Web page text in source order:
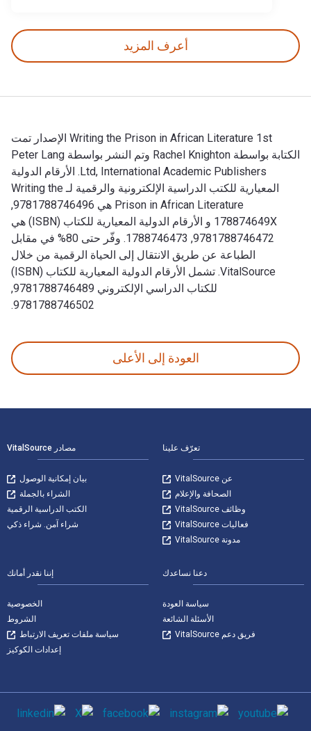
أعرف المزيد
Writing the Prison in African Literature 1st الإصدار تمت
الكتابة بواسطة Rachel Knighton وتم النشر بواسطة Peter Lang
Ltd, International Academic Publishers. الأرقام الدولية
المعيارية للكتب الدراسية الإلكترونية والرقمية لـ Writing the
Prison in African Literature هي 9781788746496,
178874649X و الأرقام الدولية المعيارية للكتاب (ISBN) هي
9781788746472, 1788746473. وفّر حتى 80% في مقابل
الطباعة عن طريق الانتقال إلى الحياة الرقمية من خلال
VitalSource. تشمل الأرقام الدولية المعيارية للكتاب (ISBN)
للكتاب الدراسي الإلكتروني 9781788746489,
9781788746502.
العودة إلى الأعلى
تعرّف علينا
عن VitalSource
الصحافة والإعلام
وظائف VitalSource
فعاليات VitalSource
مدونة VitalSource
مصادر VitalSource
بيان إمكانية الوصول
الشراء بالجملة
الكتب الدراسية الرقمية
شراء آمن. شراء ذكي
دعنا نساعدك
سياسة العودة
الأسئلة الشائعة
فريق دعم VitalSource
إننا نقدر أمانك
الخصوصية
الشروط
سياسة ملفات تعريف الارتباط
إعدادات الكوكيز
وسائل التواصل الاجتماعي